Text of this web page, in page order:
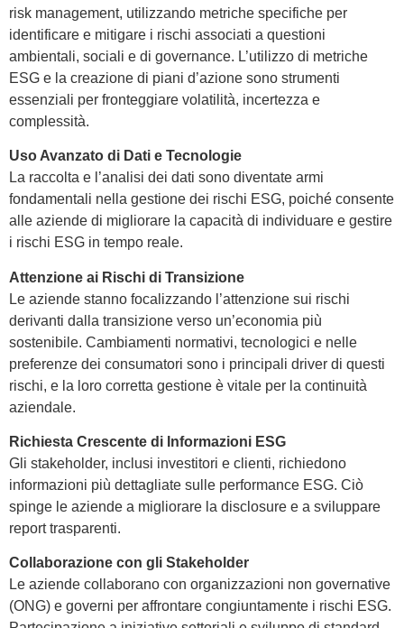
risk management, utilizzando metriche specifiche per
identificare e mitigare i rischi associati a questioni
ambientali, sociali e di governance. L’utilizzo di metriche
ESG e la creazione di piani d’azione sono strumenti
essenziali per fronteggiare volatilità, incertezza e
complessità.
Uso Avanzato di Dati e Tecnologie
La raccolta e l’analisi dei dati sono diventate armi
fondamentali nella gestione dei rischi ESG, poiché consente
alle aziende di migliorare la capacità di individuare e gestire
i rischi ESG in tempo reale.
Attenzione ai Rischi di Transizione
Le aziende stanno focalizzando l’attenzione sui rischi
derivanti dalla transizione verso un’economia più
sostenibile. Cambiamenti normativi, tecnologici e nelle
preferenze dei consumatori sono i principali driver di questi
rischi, e la loro corretta gestione è vitale per la continuità
aziendale.
Richiesta Crescente di Informazioni ESG
Gli stakeholder, inclusi investitori e clienti, richiedono
informazioni più dettagliate sulle performance ESG. Ciò
spinge le aziende a migliorare la disclosure e a sviluppare
report trasparenti.
Collaborazione con gli Stakeholder
Le aziende collaborano con organizzazioni non governative
(ONG) e governi per affrontare congiuntamente i rischi ESG.